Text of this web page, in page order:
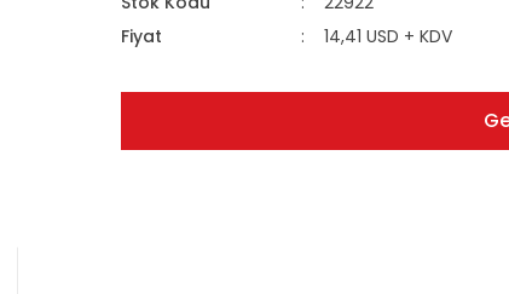
Fiyat
14,41 USD + KDV